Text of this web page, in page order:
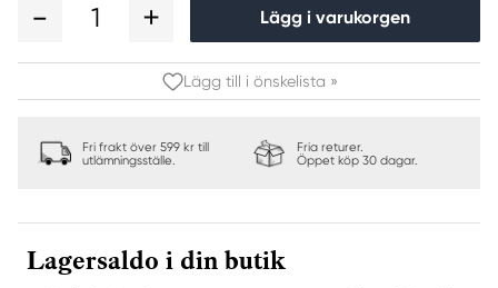
1 Lägg i varukorgen
Lägg till i önskelista »
Fri frakt över 599 kr till
utlämningsställe.
Fria returer.
Öppet köp 30 dagar.
Lagersaldo i din butik